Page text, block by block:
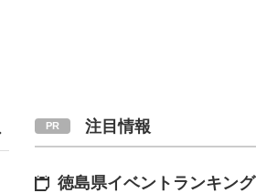
注目情報
徳島県イベントランキング